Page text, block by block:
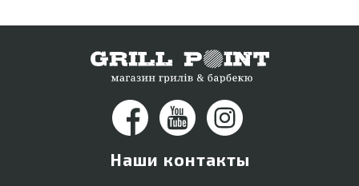
Церковь, Полтава
Наши контакты